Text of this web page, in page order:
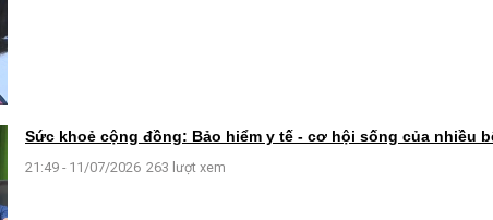
Sức khoẻ cộng đồng: Bảo hiểm y tế - cơ hội sống của nhiều
21:49 - 11/07/2026 263 lượt xem